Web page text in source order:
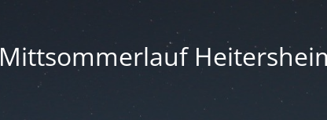
Mittsommerlauf